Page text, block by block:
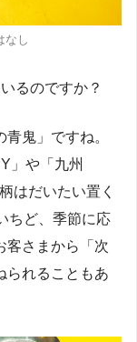
なし
るのですか？
鬼」ですね。
」や「九州
はだいたい置く
ちど、季節に応
客さまから「次
られることもあ